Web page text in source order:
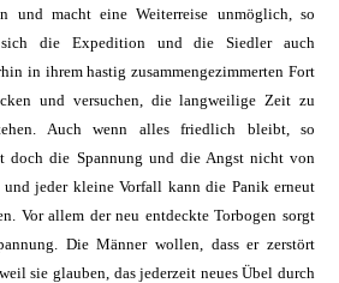
und macht eine Weiterreise unmöglich, so
sich die Expedition und die Siedler auch
in ihrem hastig zusammengezimmerten Fort
und versuchen, die langweilige Zeit zu
Auch wenn alles friedlich bleibt, so
doch die Spannung und die Angst nicht von
und jeder kleine Vorfall kann die Panik erneut
Vor allem der neu entdeckte Torbogen sorgt
Die Männer wollen, dass er zerstört
sie glauben, das jederzeit neues Übel durch